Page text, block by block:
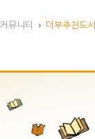
커뮤니티 더부추천도서